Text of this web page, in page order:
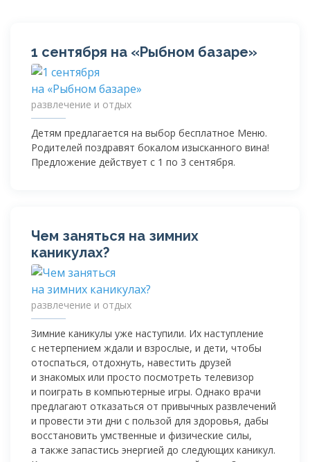
1 сентября на «Рыбном базаре»
развлечение и отдых
Детям предлагается на выбор бесплатное Меню.
Родителей поздравят бокалом изысканного вина!
Предложение действует с 1 по 3 сентября.
Чем заняться на зимних
каникулах?
развлечение и отдых
Зимние каникулы уже наступили. Их наступление
с нетерпением ждали и взрослые, и дети, чтобы
отоспаться, отдохнуть, навестить друзей
и знакомых или просто посмотреть телевизор
и поиграть в компьютерные игры. Однако врачи
предлагают отказаться от привычных развлечений
и провести эти дни с пользой для здоровья, дабы
восстановить умственные и физические силы,
а также запастись энергией до следующих каникул.